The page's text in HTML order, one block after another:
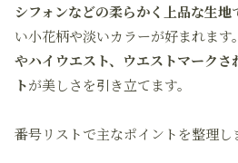
シフォンなどの柔らかく上品な生地
い小花柄や淡いカラーが好まれます
やハイウエスト、ウエストマークさ
トが美しさを引き立てます。
番号リストで主なポイントを整理し